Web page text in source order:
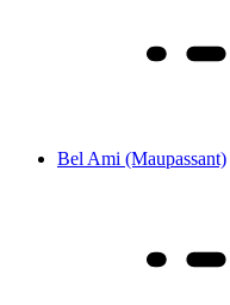
Bel Ami (Maupassant)